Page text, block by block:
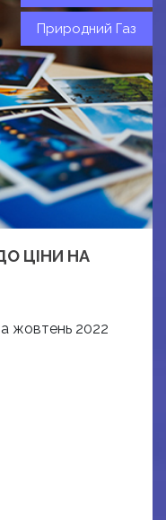
Природний Газ
ЦІНИ НА
жовтень 2022